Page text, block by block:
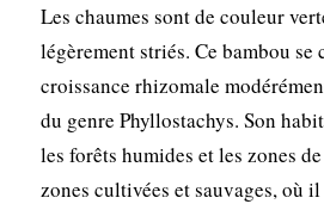
Les chaumes sont de couleur
légèrement striés. Ce bambou se
croissance rhizomale
du genre Phyllostachys. Son
les forêts humides et les zones
zones cultivées et sauvages, où